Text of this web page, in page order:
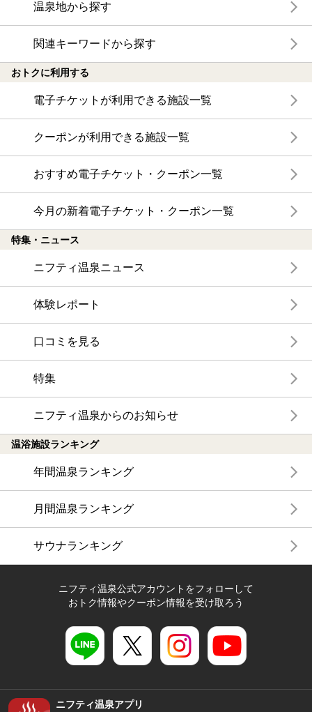
温泉地から探す
関連キーワードから探す
おトクに利用する
電子チケットが利用できる施設一覧
クーポンが利用できる施設一覧
おすすめ電子チケット・クーポン一覧
今月の新着電子チケット・クーポン一覧
特集・ニュース
ニフティ温泉ニュース
体験レポート
口コミを見る
特集
ニフティ温泉からのお知らせ
温浴施設ランキング
年間温泉ランキング
月間温泉ランキング
サウナランキング
ニフティ温泉公式アカウントをフォローして
おトク情報やクーポン情報を受け取ろう
ニフティ温泉アプリ